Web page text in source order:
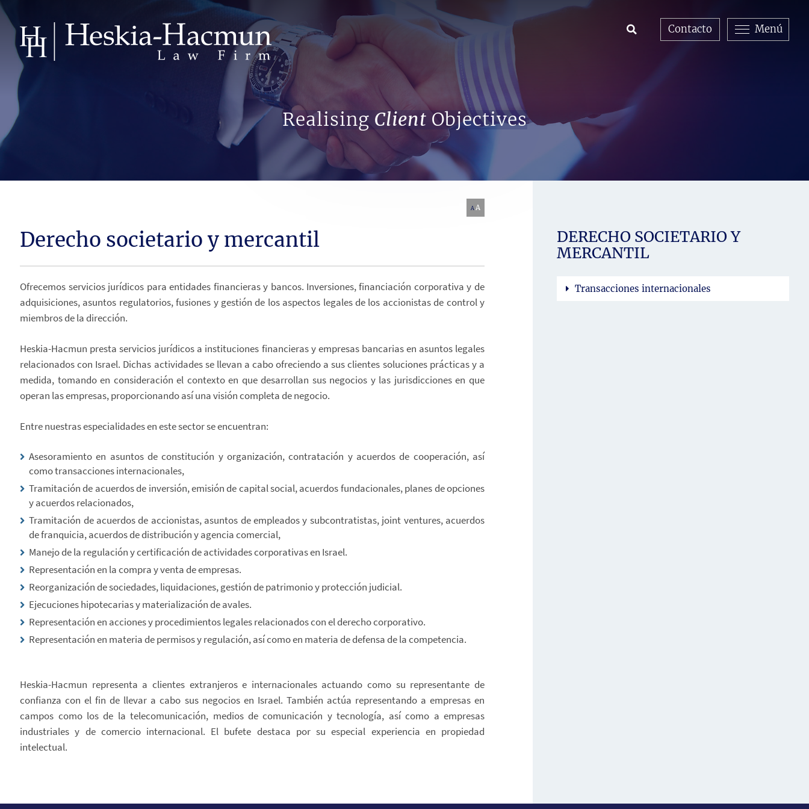
Menú
Contacto
Open Search
Search Website
Realising Client Objectives
A A
Derecho societario y mercantil
Ofrecemos servicios jurídicos para entidades financieras y bancos. Inversiones, financiación corporativa y de
adquisiciones, asuntos regulatorios, fusiones y gestión de los aspectos legales de los accionistas de control y
miembros de la dirección.
Heskia-Hacmun presta servicios jurídicos a instituciones financieras y empresas bancarias en asuntos legales
relacionados con Israel. Dichas actividades se llevan a cabo ofreciendo a sus clientes soluciones prácticas y a
medida, tomando en consideración el contexto en que desarrollan sus negocios y las jurisdicciones en que
operan las empresas, proporcionando así una visión completa de negocio.
Entre nuestras especialidades en este sector se encuentran:
Asesoramiento en asuntos de constitución y organización, contratación y acuerdos de cooperación, así
como transacciones internacionales,
Tramitación de acuerdos de inversión, emisión de capital social, acuerdos fundacionales, planes de opciones
y acuerdos relacionados,
Tramitación de acuerdos de accionistas, asuntos de empleados y subcontratistas, joint ventures, acuerdos
de franquicia, acuerdos de distribución y agencia comercial,
Manejo de la regulación y certificación de actividades corporativas en Israel.
Representación en la compra y venta de empresas.
Reorganización de sociedades, liquidaciones, gestión de patrimonio y protección judicial.
Ejecuciones hipotecarias y materialización de avales.
Representación en acciones y procedimientos legales relacionados con el derecho corporativo.
Representación en materia de permisos y regulación, así como en materia de defensa de la competencia.
Heskia-Hacmun representa a clientes extranjeros e internacionales actuando como su representante de
confianza con el fin de llevar a cabo sus negocios en Israel. También actúa representando a empresas en
campos como los de la telecomunicación, medios de comunicación y tecnología, así como a empresas
industriales y de comercio internacional. El bufete destaca por su especial experiencia en propiedad
intelectual.
DERECHO SOCIETARIO Y
MERCANTIL
Transacciones internacionales